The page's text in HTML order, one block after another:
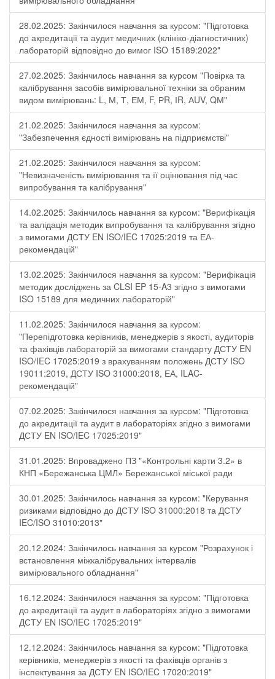
28.02.2025: Закінчилося навчання за курсом: "Підготовка
до акредитації та аудит медичних (клініко-діагностичних)
лабораторій відповідно до вимог ISO 15189:2022"
27.02.2025: Закінчилось навчання за курсом "Повірка та
калібрування засобів вимірювальної техніки за обраним
видом вимірювань: L, М, Т, ЕМ, F, РR, ІR, АUV, QМ"
21.02.2025: Закінчилося навчання за курсом:
"Забезпечення єдності вимірювань на підприємстві"
21.02.2025: Закінчилося навчання за курсом:
"Невизначеність вимірювання та її оцінювання під час
випробування та калібрування"
14.02.2025: Закінчилось навчання за курсом: "Верифікація
та валідація методик випробування та калібрування згідно
з вимогами ДСТУ EN ISO/IEC 17025:2019 та ЕА-
рекомендацій"
13.02.2025: Закінчилося навчання за курсом: "Верифікація
методик досліджень за CLSI EP 15-A3 згідно з вимогами
ISO 15189 для медичних лабораторій"
11.02.2025: Закінчилося навчання за курсом:
"Перепідготовка керівників, менеджерів з якості, аудиторів
та фахівців лабораторій за вимогами стандарту ДСТУ EN
ISO/IEC 17025:2019 з врахуванням положень ДСТУ ISO
19011:2019, ДСТУ ISO 31000:2018, ЕА, ILAC-
рекомендацій"
07.02.2025: Закінчилося навчання за курсом: "Підготовка
до акредитації та аудит в лабораторіях згідно з вимогами
ДСТУ EN ISO/IEC 17025:2019"
31.01.2025: Впроваджено ПЗ "«Контрольні карти 3.2» в
КНП «Бережанська ЦМЛ» Бережанської міської ради
30.01.2025: Закінчилось навчання за курсом: "Керування
ризиками відповідно до ДСТУ ISO 31000:2018 та ДСТУ
IEC/ISO 31010:2013"
20.12.2024: Закінчилось навчання за курсом "Розрахунок і
встановлення міжкалібрувальних інтервалів
вимірювального обладнання"
16.12.2024: Закінчилося навчання за курсом: "Підготовка
до акредитації та аудит в лабораторіях згідно з вимогами
ДСТУ EN ISO/IEC 17025:2019"
12.12.2024: Закінчилось навчання за курсом: "Підготовка
керівників, менеджерів з якості та фахівців органів з
інспектування за ДСТУ EN ISO/IEC 17020:2019"